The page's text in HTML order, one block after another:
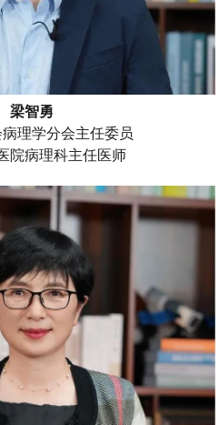
梁智勇
理学分会主任委员
院病理科主任医师